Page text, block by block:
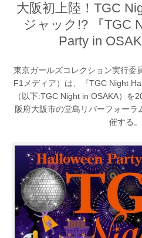
大阪初上陸！TGC
ジャック!? 『TGC
Party in
東京ガールズコレクション実行委
F1メディア）は、『TGC Night
（以下:TGC Night in OSAKA）を
阪府大阪市の堂島リバーフォーラ
催する。